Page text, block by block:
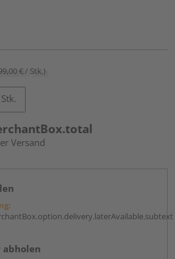
€ / Stk.)
Stk.
Versand
abholen